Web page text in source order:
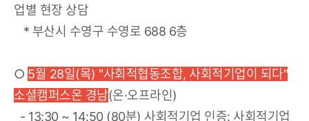
업별 현장 상담
* 부산시 수영구 수영로 688 6층
○ 5월 28일(목) "사회적협동조합, 사회적기업이 되다"
소셜캠퍼스온 경남(온·오프라인)
- 13:30 ~ 14:50 (80분) 사회적기업 인증: 사회적기업